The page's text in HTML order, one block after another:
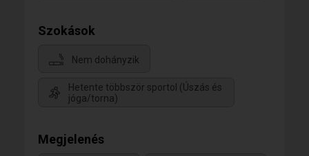
Szokások
Nem dohányzik
Hetente többször sportol (Úszás és
jóga/torna)
Megjelenés